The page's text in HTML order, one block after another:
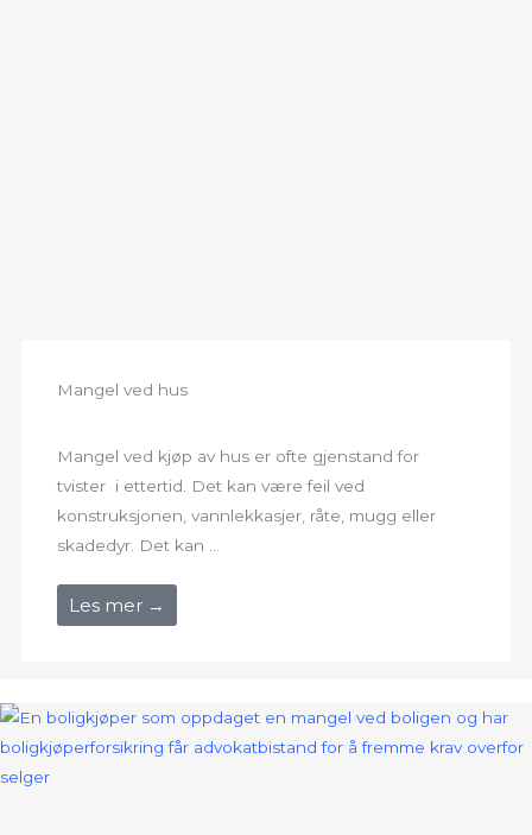
Mangel ved hus
Mangel ved kjøp av hus er ofte gjenstand for
tvister i ettertid. Det kan være feil ved
konstruksjonen, vannlekkasjer, råte, mugg eller
skadedyr. Det kan ...
Les mer →